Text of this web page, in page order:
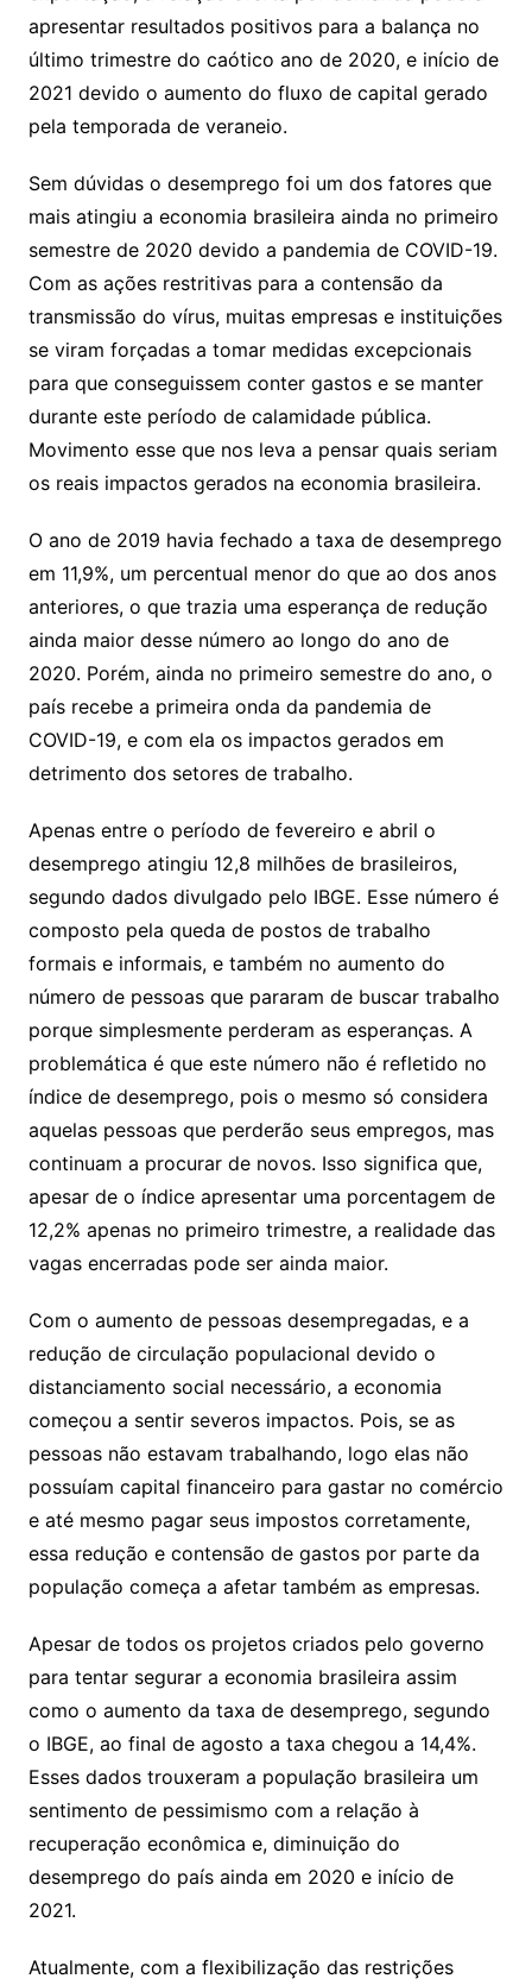
apresentar resultados positivos para a balança no
último trimestre do caótico ano de 2020, e início de
2021 devido o aumento do fluxo de capital gerado
pela temporada de veraneio.
Sem dúvidas o desemprego foi um dos fatores que
mais atingiu a economia brasileira ainda no primeiro
semestre de 2020 devido a pandemia de COVID-19.
Com as ações restritivas para a contensão da
transmissão do vírus, muitas empresas e instituições
se viram forçadas a tomar medidas excepcionais
para que conseguissem conter gastos e se manter
durante este período de calamidade pública.
Movimento esse que nos leva a pensar quais seriam
os reais impactos gerados na economia brasileira.
O ano de 2019 havia fechado a taxa de desemprego
em 11,9%, um percentual menor do que ao dos anos
anteriores, o que trazia uma esperança de redução
ainda maior desse número ao longo do ano de
2020. Porém, ainda no primeiro semestre do ano, o
país recebe a primeira onda da pandemia de
COVID-19, e com ela os impactos gerados em
detrimento dos setores de trabalho.
Apenas entre o período de fevereiro e abril o
desemprego atingiu 12,8 milhões de brasileiros,
segundo dados divulgado pelo IBGE. Esse número é
composto pela queda de postos de trabalho
formais e informais, e também no aumento do
número de pessoas que pararam de buscar trabalho
porque simplesmente perderam as esperanças. A
problemática é que este número não é refletido no
índice de desemprego, pois o mesmo só considera
aquelas pessoas que perderão seus empregos, mas
continuam a procurar de novos. Isso significa que,
apesar de o índice apresentar uma porcentagem de
12,2% apenas no primeiro trimestre, a realidade das
vagas encerradas pode ser ainda maior.
Com o aumento de pessoas desempregadas, e a
redução de circulação populacional devido o
distanciamento social necessário, a economia
começou a sentir severos impactos. Pois, se as
pessoas não estavam trabalhando, logo elas não
possuíam capital financeiro para gastar no comércio
e até mesmo pagar seus impostos corretamente,
essa redução e contensão de gastos por parte da
população começa a afetar também as empresas.
Apesar de todos os projetos criados pelo governo
para tentar segurar a economia brasileira assim
como o aumento da taxa de desemprego, segundo
o IBGE, ao final de agosto a taxa chegou a 14,4%.
Esses dados trouxeram a população brasileira um
sentimento de pessimismo com a relação à
recuperação econômica e, diminuição do
desemprego do país ainda em 2020 e início de
2021.
Atualmente, com a flexibilização das restrições